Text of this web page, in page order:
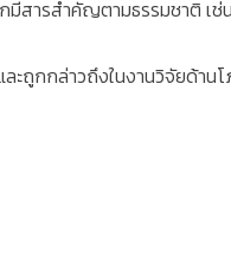
มีสารสำคัญตามธรรมชาติ เ
ะถูกกล่าวถึงในงานวิจัยด้าน